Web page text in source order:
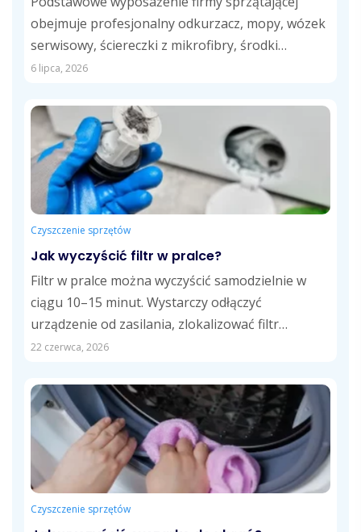
obejmuje profesjonalny odkurzacz, mopy, wózek
serwisowy, ściereczki z mikrofibry, środki
czystości dostosowane do różnych powierzchni
6 lipca, 2026
Czyszczenie sprzętów
Jak wyczyścić filtr w pralce?
Filtr w pralce można wyczyścić samodzielnie w
ciągu 10–15 minut. Wystarczy odłączyć
urządzenie od zasilania, zlokalizować filtr
odpływowy, usunąć zalegające...
22 czerwca, 2026
Czyszczenie sprzętów